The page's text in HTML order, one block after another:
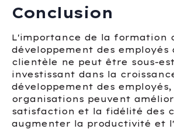
Conclusion
L'importance de la formation
développement des employés
clientèle ne peut être sous-
investissant dans la
développement des employés,
organisations peuvent
satisfaction et la fidélité des
augmenter la productivité et